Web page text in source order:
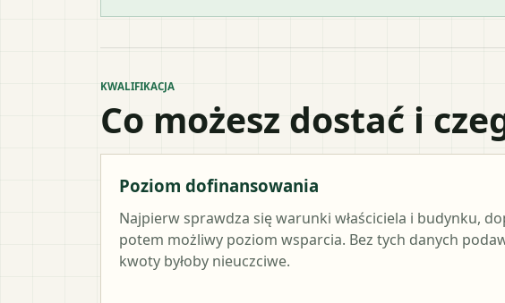
KWALIFIKACJA
Co możesz dostać i
Poziom dofinansowania
Najpierw sprawdza się warunki właściciela i budynku,
potem możliwy poziom wsparcia. Bez tych danych
kwoty byłoby nieuczciwe.